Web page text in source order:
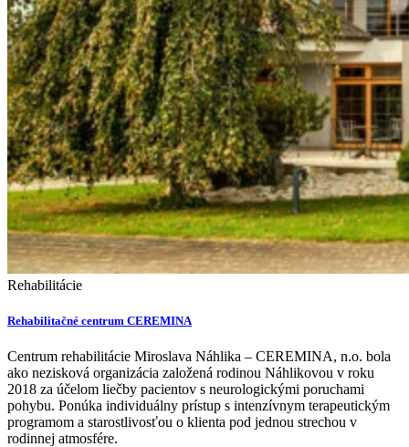
Rehabilitácie
Rehabilitačné centrum CEREMINA
Centrum rehabilitácie Miroslava Náhlika – CEREMINA, n.o. bola
ako nezisková organizácia založená rodinou Náhlikovou v roku
2018 za účelom liečby pacientov s neurologickými poruchami
pohybu. Ponúka individuálny prístup s intenzívnym terapeutickým
programom a starostlivosťou o klienta pod jednou strechou v
rodinnej atmosfére.